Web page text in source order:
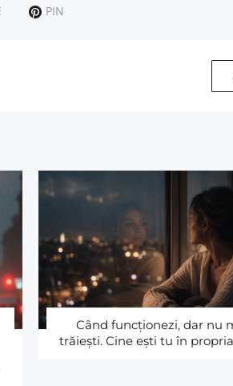
PIN
Când funcţionezi, dar nu
trăiești. Cine eşti tu în